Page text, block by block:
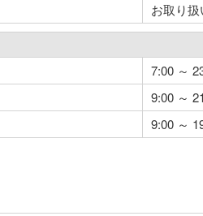
お取り
7:00 ～
9:00 ～
9:00 ～